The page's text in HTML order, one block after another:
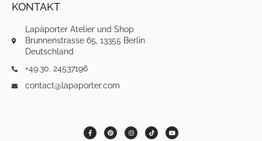
KONTAKT
Lapàporter Atelier und Shop
Brunnenstrasse 65, 13355 Berlin
Deutschland
+49.30. 24537196
contact@lapaporter.com
F
a
P
i
I
n
T
i
Y
o